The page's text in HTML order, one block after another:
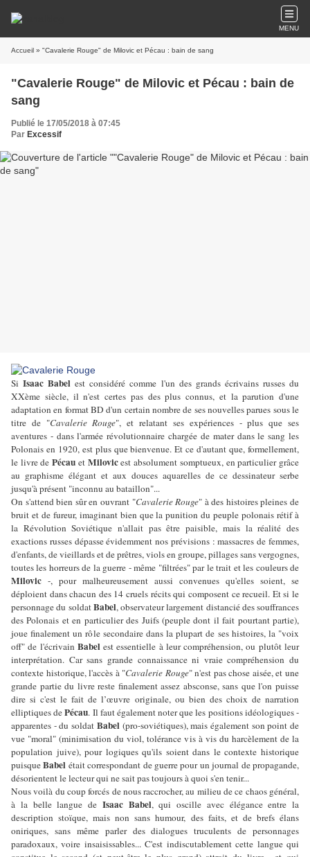
MENU
Accueil » "Cavalerie Rouge" de Milovic et Pécau : bain de sang
"Cavalerie Rouge" de Milovic et Pécau : bain de
sang
Publié le 17/05/2018 à 07:45
Par Excessif
SiIsaac Babel est considéré comme l'un des grands écrivains russes du
XXème siècle, il n'est certes pas des plus connus, et la parution d'une
adaptation en format BD d'un certain nombre de ses nouvelles parues sous le
titre de "Cavalerie Rouge", et relatant ses expériences - plus que ses
aventures - dans l'armée révolutionnaire chargée de mater dans le sang les
Polonais en 1920, est plus que bienvenue. Et ce d'autant que, formellement,
le livre dePécau et Milovicest absolument somptueux, en particulier grâce
au graphisme élégant et aux douces aquarelles de ce dessinateur serbe
jusqu'à présent "inconnu au bataillon"...
On s'attend bien sûr en ouvrant "Cavalerie Rouge" à des histoires pleines de
bruit et de fureur, imaginant bien que la punition du peuple polonais rétif à
la Révolution Soviétique n'allait pas être paisible, mais la réalité des
exactions russes dépasse évidemment nos prévisions : massacres de femmes,
d'enfants, de vieillards et de prêtres, viols en groupe, pillages sans vergognes,
toutes les horreurs de la guerre - même "filtrées" par le trait et les couleurs de
Milovic -, pour malheureusement aussi convenues qu'elles soient, se
déploient dans chacun des 14 cruels récits qui composent ce recueil. Et si le
personnage du soldatBabel, observateur largement distancié des souffrances
des Polonais et en particulier des Juifs (peuple dont il fait pourtant partie),
joue finalement un rôle secondaire dans la plupart de ses histoires, la "voix
off" de l'écrivain Babelest essentielle à leur compréhension, ou plutôt leur
interprétation. Car sans grande connaissance ni vraie compréhension du
contexte historique, l'accès à "Cavalerie Rouge" n'est pas chose aisée, et une
grande partie du livre reste finalement assez absconse, sans que l'on puisse
dire si c'est le fait de l’œuvre originale, ou bien des choix de narration
elliptiques dePécau. Il faut également noter que les positions idéologiques -
apparentes - du soldat Babel(pro-soviétiques), mais également son point de
vue "moral" (minimisation du viol, tolérance vis à vis du harcèlement de la
population juive), pour logiques qu'ils soient dans le contexte historique
puisqueBabel était correspondant de guerre pour un journal de propagande,
désorientent le lecteur qui ne sait pas toujours à quoi s'en tenir...
Nous voilà du coup forcés de nous raccrocher, au milieu de ce chaos général,
à la belle langue de Isaac Babel, qui oscille avec élégance entre la
description stoïque, mais non sans humour, des faits, et de brefs élans
oniriques, sans même parler des dialogues truculents de personnages
paradoxaux, voire insaisissables... C'est indiscutablement cette langue qui